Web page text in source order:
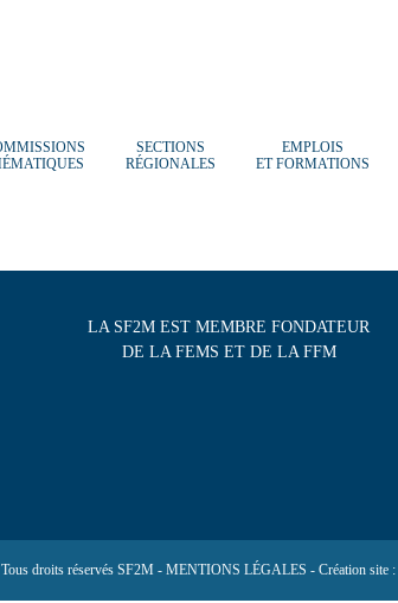
SECTIONS
RÉGIONALES
EMPLOIS
ET FORMATIONS
LA SF2M EST MEMBRE FONDATEUR
DE LA FEMS ET DE LA FFM
droits réservés SF2M - MENTIONS LÉGALES - Création site :